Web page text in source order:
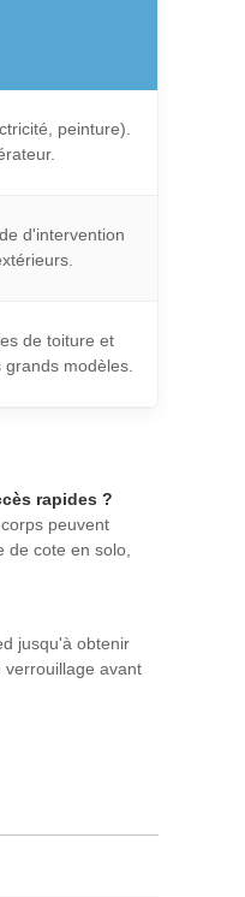
peinture).
d'intervention
de toiture et
modèles.
rapides ?
peuvent
cote en solo,
jusqu'à obtenir
verrouillage avant